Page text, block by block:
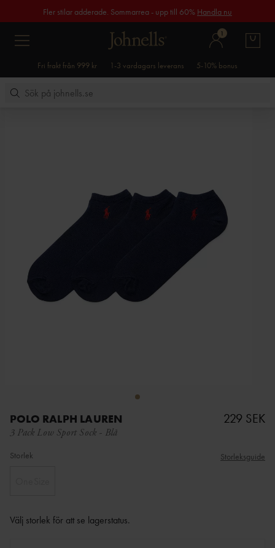
Fler stilar adderade. Sommarrea - upp till 60% Handla nu
1
Fri frakt från 999 kr 1-3 vardagars leverans 5-10% bonus
POLO RALPH LAUREN
3 Pack Low Sport Sock - Blå
229 SEK
Storlek Storleksguide
Välj storlek för att se lagerstatus.